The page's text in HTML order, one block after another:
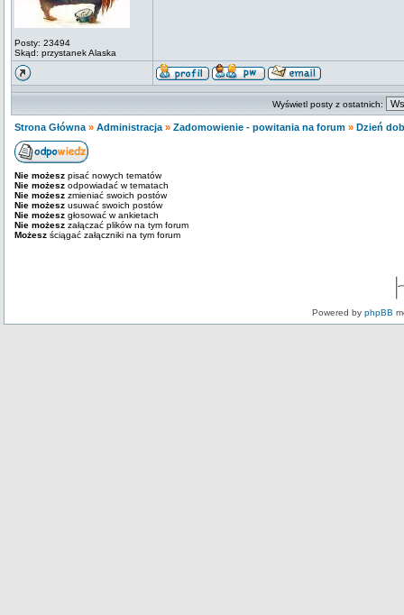
Posty: 23494
Skąd: przystanek Alaska
Wyświetl posty z ostatnich:
Strona Główna » Administracja » Zadomowienie - powitania na forum » Dzień
Nie możesz pisać nowych tematów
Nie możesz odpowiadać w tematach
Nie możesz zmieniać swoich postów
Nie możesz usuwać swoich postów
Nie możesz głosować w ankietach
Nie możesz załączać plików na tym forum
Możesz ściągać załączniki na tym forum
Powered by phpBB